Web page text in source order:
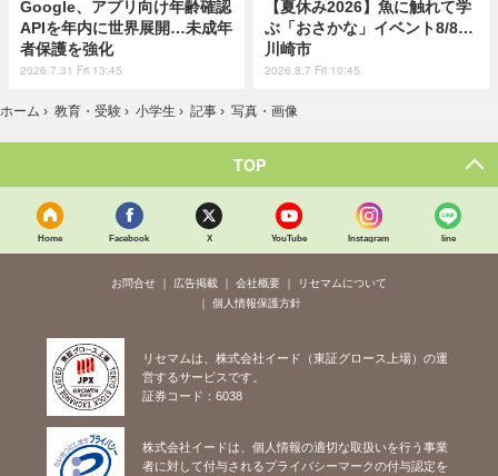
Google、アプリ向け年齢確認
APIを年内に世界展開…未成年
者保護を強化
2026.7.31 Fri 13:45
【夏休み2026】魚に触れて学
ぶ「おさかな」イベント8/8…
川崎市
2026.8.7 Fri 10:45
ホーム › 教育・受験 › 小学生 › 記事 › 写真・画像
TOP
Home Facebook X YouTube Instagram line
お問合せ 広告掲載 会社概要
リセマムについて
個人情報保護方針
リセマムは、株式会社イード（東証グロース上場）の運
営するサービスです。
証券コード：6038
株式会社イードは、個人情報の適切な取扱いを行う事業
者に対して付与されるプライバシーマークの付与認定を